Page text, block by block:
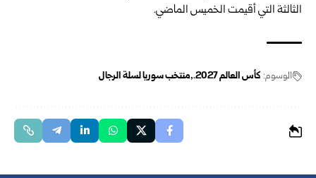
الثالثة التي أقيمت الخميس الماضي.
الوسوم: كأس العالم 2027. منتخب سوريا لسلة الرجال